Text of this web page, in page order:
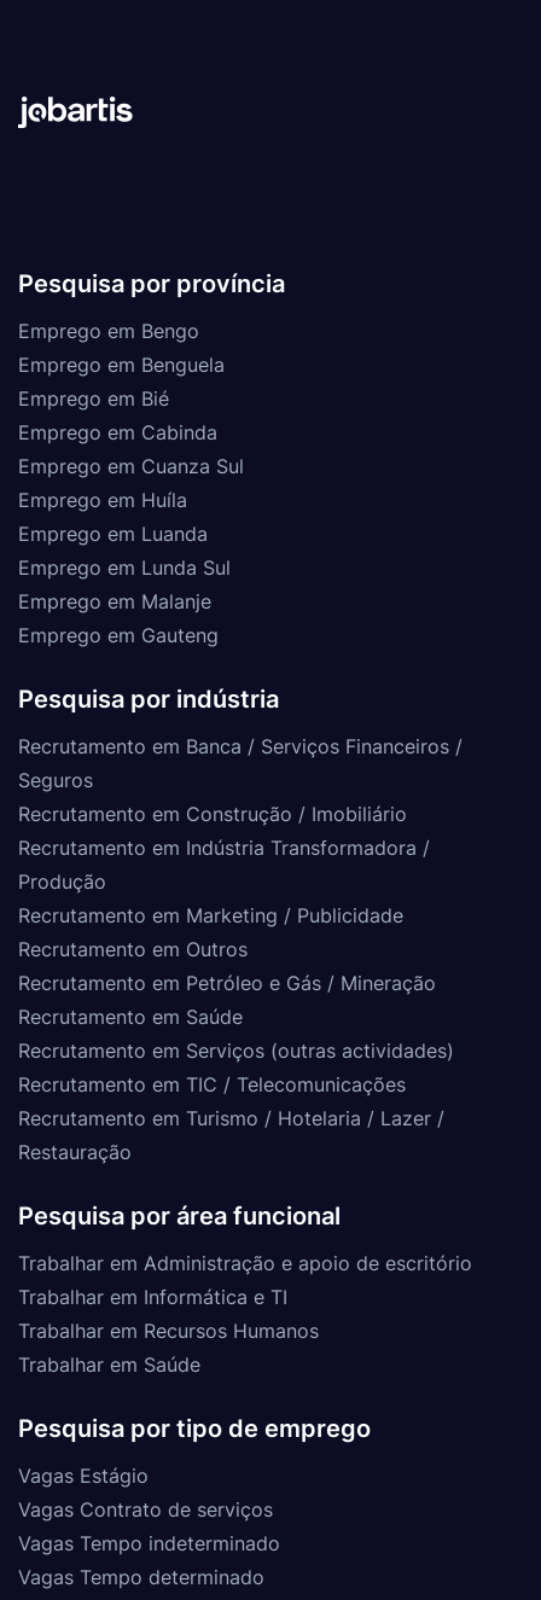
Pesquisa por província
Emprego em Bengo
Emprego em Benguela
Emprego em Bié
Emprego em Cabinda
Emprego em Cuanza Sul
Emprego em Huíla
Emprego em Luanda
Emprego em Lunda Sul
Emprego em Malanje
Emprego em Gauteng
Pesquisa por indústria
Recrutamento em Banca / Serviços Financeiros /
Seguros
Recrutamento em Construção / Imobiliário
Recrutamento em Indústria Transformadora /
Produção
Recrutamento em Marketing / Publicidade
Recrutamento em Outros
Recrutamento em Petróleo e Gás / Mineração
Recrutamento em Saúde
Recrutamento em Serviços (outras actividades)
Recrutamento em TIC / Telecomunicações
Recrutamento em Turismo / Hotelaria / Lazer /
Restauração
Pesquisa por área funcional
Trabalhar em Administração e apoio de escritório
Trabalhar em Informática e TI
Trabalhar em Recursos Humanos
Trabalhar em Saúde
Pesquisa por tipo de emprego
Vagas Estágio
Vagas Contrato de serviços
Vagas Tempo indeterminado
Vagas Tempo determinado